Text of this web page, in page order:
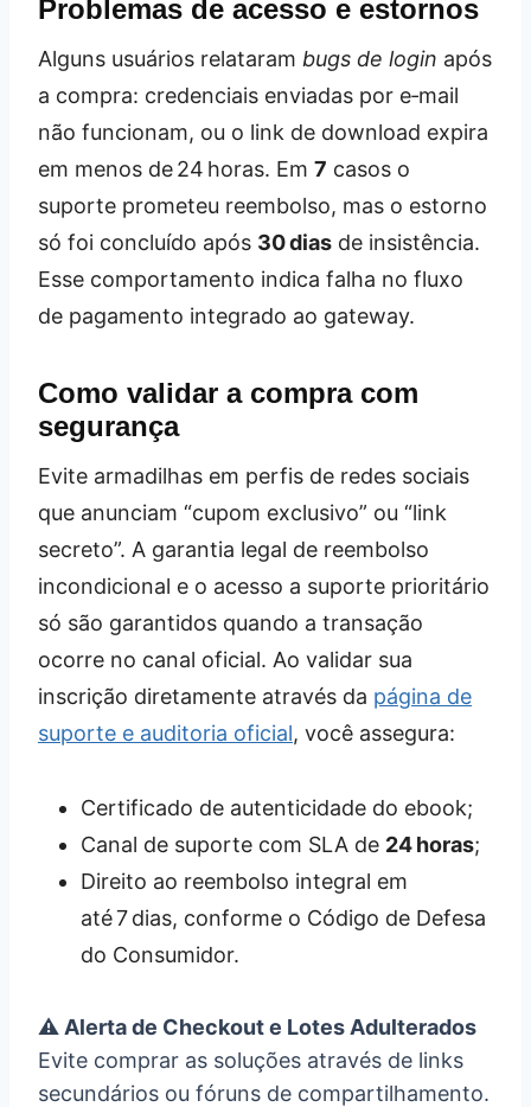
Problemas de acesso e estornos
Alguns usuários relataram bugs de login após
a compra: credenciais enviadas por e‑mail
não funcionam, ou o link de download expira
em menos de 24 horas. Em 7 casos o
suporte prometeu reembolso, mas o estorno
só foi concluído após 30 dias de insistência.
Esse comportamento indica falha no fluxo
de pagamento integrado ao gateway.
Como validar a compra com
segurança
Evite armadilhas em perfis de redes sociais
que anunciam “cupom exclusivo” ou “link
secreto”. A garantia legal de reembolso
incondicional e o acesso a suporte prioritário
só são garantidos quando a transação
ocorre no canal oficial. Ao validar sua
inscrição diretamente através da página de
suporte e auditoria oficial, você assegura:
Certificado de autenticidade do ebook;
Canal de suporte com SLA de 24 horas;
Direito ao reembolso integral em
até 7 dias, conforme o Código de Defesa
do Consumidor.
⚠️ Alerta de Checkout e Lotes Adulterados
Evite comprar as soluções através de links
secundários ou fóruns de compartilhamento.